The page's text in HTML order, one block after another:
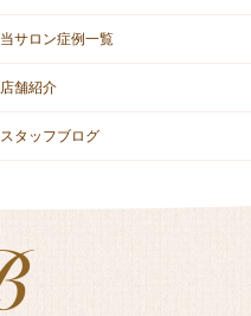
当サロン症例一覧
店舗紹介
スタッフブログ